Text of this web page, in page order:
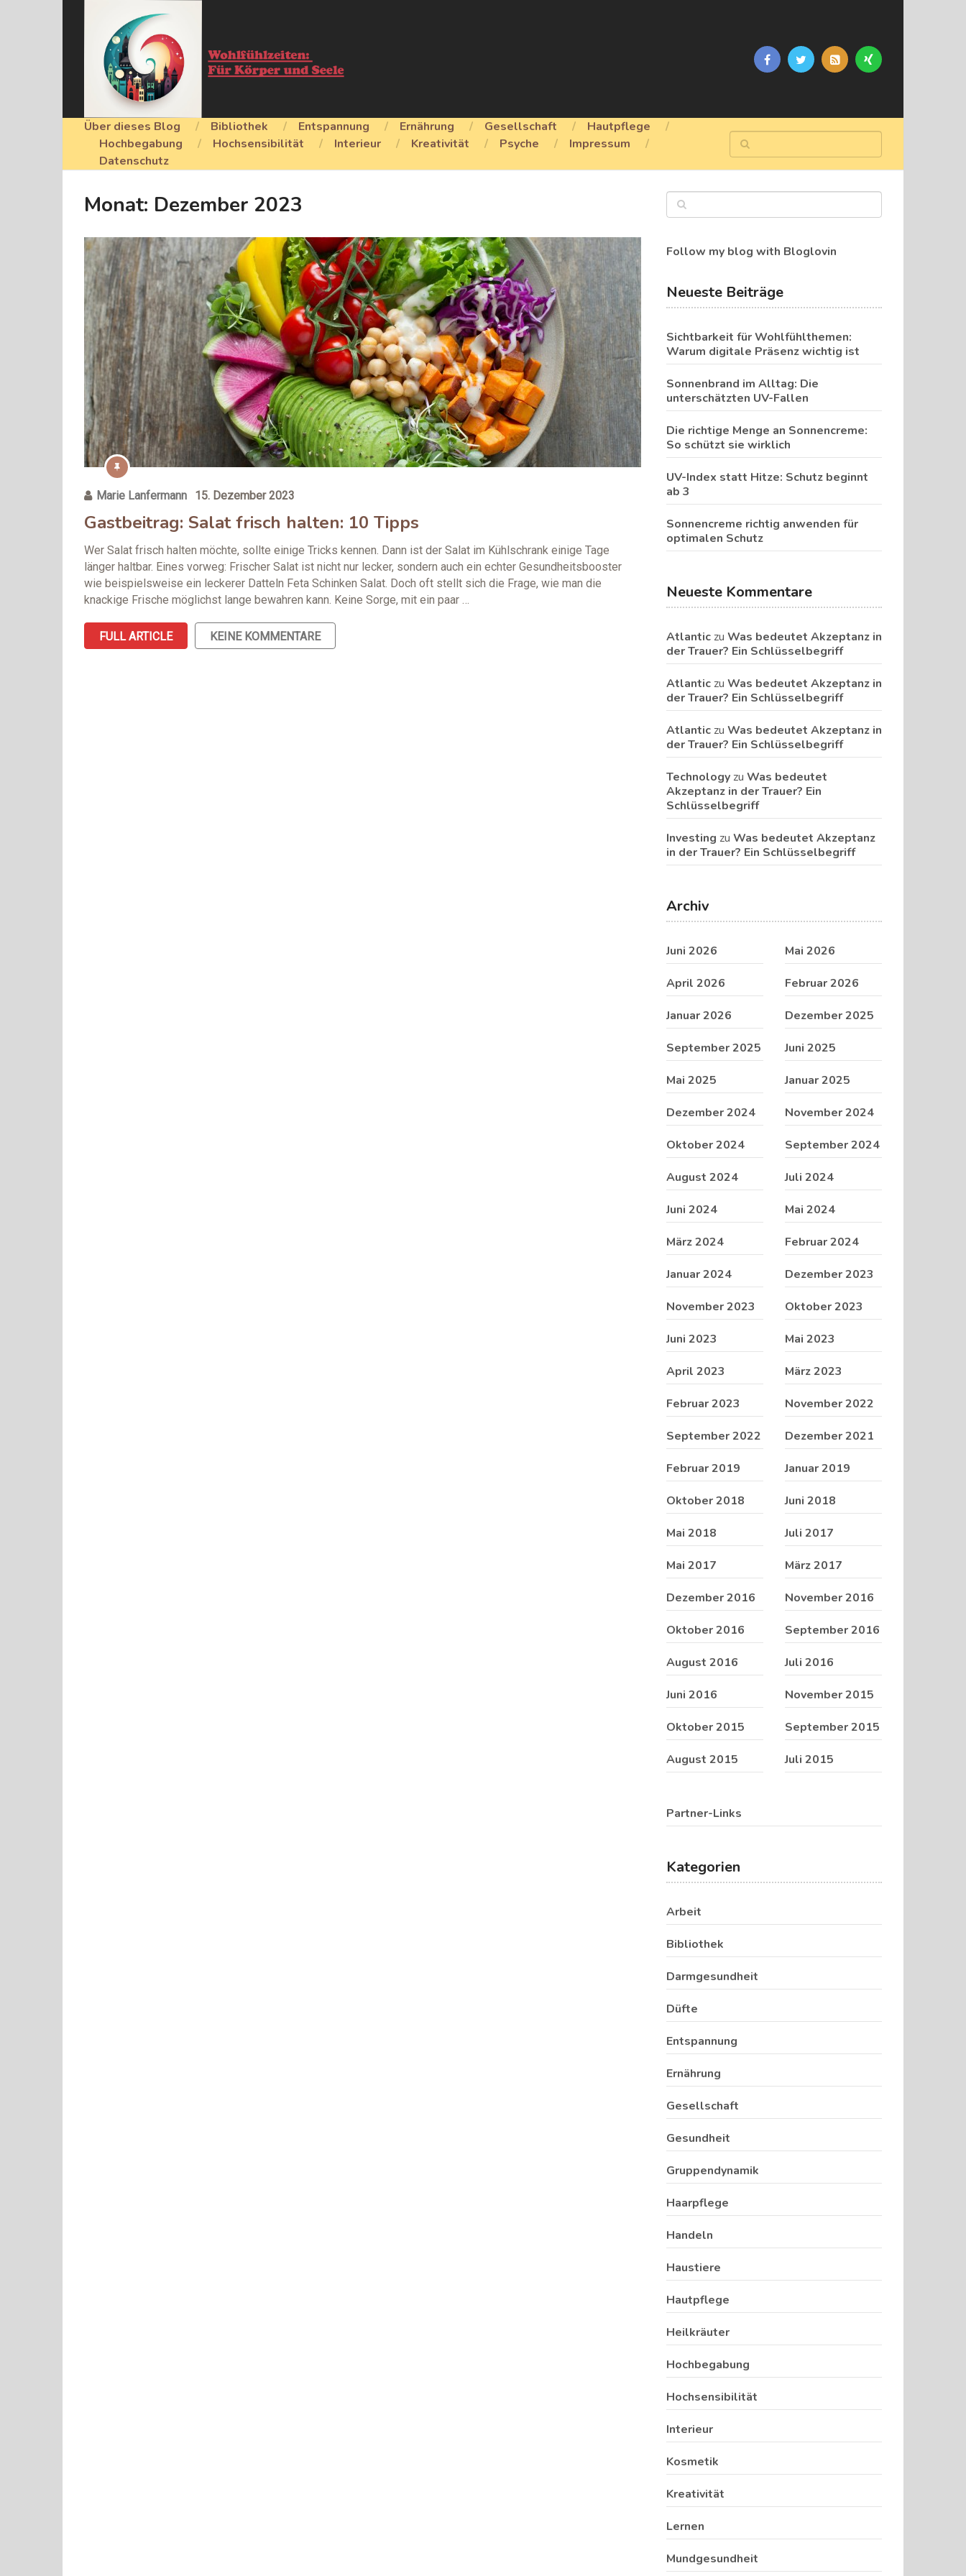
Über dieses Blog Bibliothek Entspannung Ernährung Gesellschaft
Hautpflege
Hochbegabung
Hochsensibilität Interieur Kreativität Psyche
Impressum
Datenschutz
Monat: Dezember 2023
Marie Lanfermann 15. Dezember 2023
Gastbeitrag: Salat frisch halten: 10 Tipps
Wer Salat frisch halten möchte, sollte einige Tricks kennen. Dann ist der Salat im Kühlschrank einige Tage
länger haltbar. Eines vorweg: Frischer Salat ist nicht nur lecker, sondern auch ein echter Gesundheitsbooster
wie beispielsweise ein leckerer Datteln Feta Schinken Salat. Doch oft stellt sich die Frage, wie man die
knackige Frische möglichst lange bewahren kann. Keine Sorge, mit ein paar …
FULL ARTICLE KEINE KOMMENTARE
Follow my blog with Bloglovin
Neueste Beiträge
Sichtbarkeit für Wohlfühlthemen:
Warum digitale Präsenz wichtig ist
Sonnenbrand im Alltag: Die
unterschätzten UV-Fallen
Die richtige Menge an Sonnencreme:
So schützt sie wirklich
UV-Index statt Hitze: Schutz beginnt
ab 3
Sonnencreme richtig anwenden für
optimalen Schutz
Neueste Kommentare
Atlantic zu Was bedeutet Akzeptanz in
der Trauer? Ein Schlüsselbegriff
Atlantic zu Was bedeutet Akzeptanz in
der Trauer? Ein Schlüsselbegriff
Atlantic zu Was bedeutet Akzeptanz in
der Trauer? Ein Schlüsselbegriff
Technology zu Was bedeutet
Akzeptanz in der Trauer? Ein
Schlüsselbegriff
Investing zu Was bedeutet Akzeptanz
in der Trauer? Ein Schlüsselbegriff
Archiv
Juni 2026 Mai 2026
April 2026 Februar 2026
Januar 2026 Dezember 2025
September 2025 Juni 2025
Mai 2025 Januar 2025
Dezember 2024 November 2024
Oktober 2024 September 2024
August 2024 Juli 2024
Juni 2024 Mai 2024
März 2024 Februar 2024
Januar 2024 Dezember 2023
November 2023 Oktober 2023
Juni 2023 Mai 2023
April 2023 März 2023
Februar 2023 November 2022
September 2022 Dezember 2021
Februar 2019 Januar 2019
Oktober 2018 Juni 2018
Mai 2018 Juli 2017
Mai 2017 März 2017
Dezember 2016 November 2016
Oktober 2016 September 2016
August 2016 Juli 2016
Juni 2016 November 2015
Oktober 2015 September 2015
August 2015 Juli 2015
Partner-Links
Kategorien
Arbeit
Bibliothek
Darmgesundheit
Düfte
Entspannung
Ernährung
Gesellschaft
Gesundheit
Gruppendynamik
Haarpflege
Handeln
Haustiere
Hautpflege
Heilkräuter
Hochbegabung
Hochsensibilität
Interieur
Kosmetik
Kreativität
Lernen
Mundgesundheit